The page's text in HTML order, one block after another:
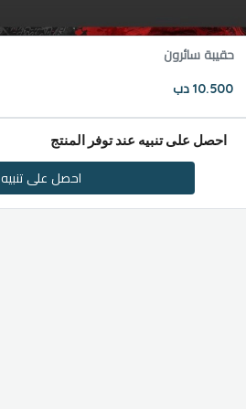
حقيبة سائرون
10.500 دب
احصل على تنبيه عند توفر المنتج
احصل على تنبيه